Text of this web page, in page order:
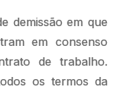
demissão em que
em consenso
de trabalho.
os termos da